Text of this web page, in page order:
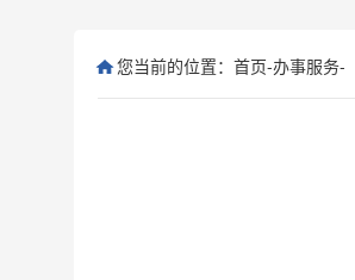
您当前的位置： 首页-办事服务-